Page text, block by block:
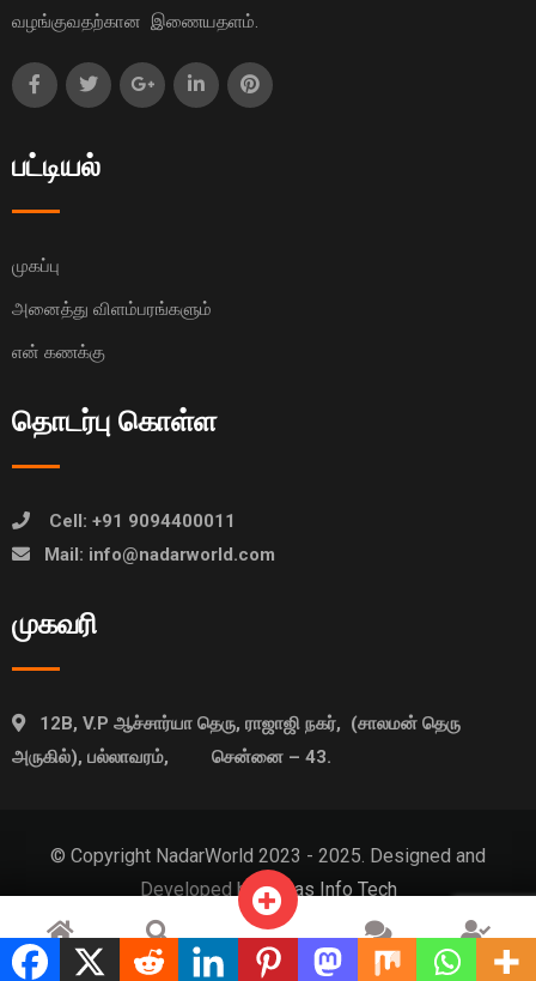
வழங்குவதற்கான இணையதளம்.
பட்டியல்
முகப்பு
அனைத்து விளம்பரங்களும்
என் கணக்கு
தொடர்பு கொள்ள
Cell: +91 9094400011
Mail: info@nadarworld.com
முகவரி
12B, V.P ஆச்சார்யா தெரு, ராஜாஜி நகர், (சாலமன் தெரு
அருகில்), பல்லாவரம், சென்னை – 43.
© Copyright NadarWorld 2023 - 2025. Designed and
Developed byIdatas Info Tech
முகப்பு தேடு
விளம்பரம்
அரட்டை சுயவிவரம்